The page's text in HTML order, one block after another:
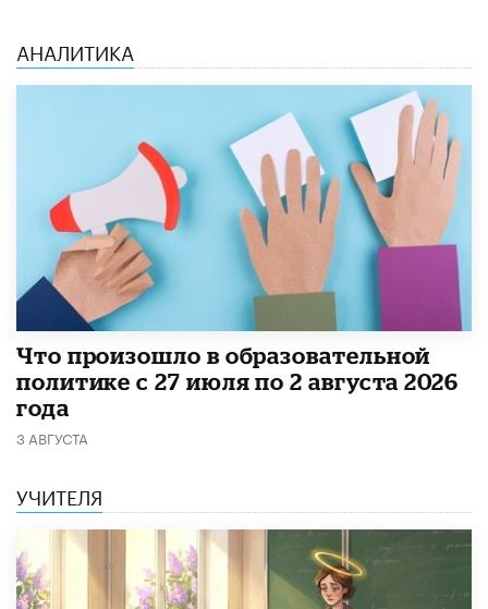
АНАЛИТИКА
​Что произошло в образовательной
политике с 27 июля по 2 августа 2026
года
3 АВГУСТА
УЧИТЕЛЯ